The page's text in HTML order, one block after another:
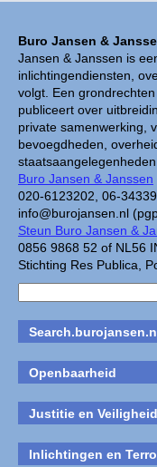
Buro Jansen &
Jansen & Janssen is
inlichtingendiensten,
volgt. Een
publiceert over
private samenwerking,
bevoegdheden,
staatsaangelegenheden.
Buro Jansen & Janssen
020-6123202, 06-
info@burojansen.nl
Steun Buro Jansen &
0856 9868 52 of NL56
Stichting Res Publica,
Openbaarheid
Justitie en Veiligheid
Inlichtingen en